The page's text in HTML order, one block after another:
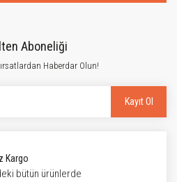
Aboneliği
Haberdar Olun!
Kayıt Ol
Kargo
bütün ürünlerde